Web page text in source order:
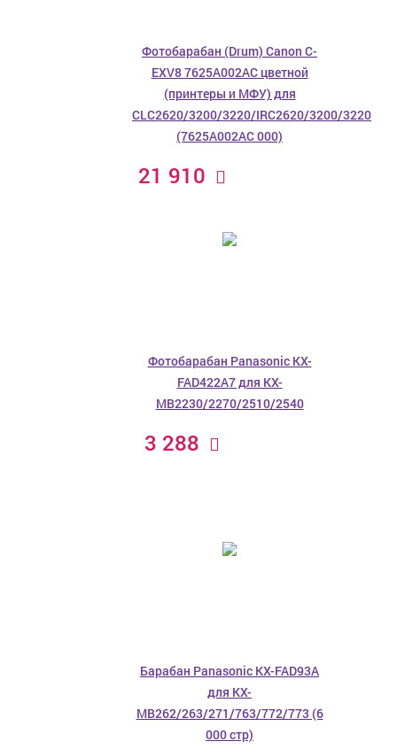
Фотобарабан (Drum) Canon C-
EXV8 7625A002AC цветной
(принтеры и МФУ) для
CLC2620/3200/3220/IRC2620/3200/3220
(7625A002AC 000)
21 910
Фотобарабан Panasonic KX-
FAD422A7 для KX-
MB2230/2270/2510/2540
3 288
Барабан Panasonic KX-FAD93A
для KX-
MB262/263/271/763/772/773 (6
000 стр)